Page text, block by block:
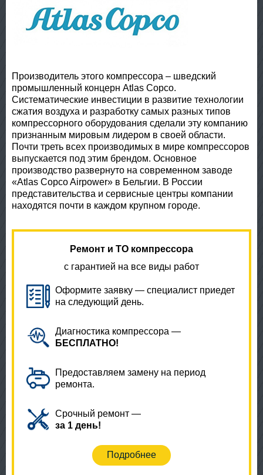
Производитель этого компрессора – шведский
промышленный концерн Atlas Copco.
Систематические инвестиции в развитие технологии
сжатия воздуха и разработку самых разных типов
компрессорного оборудования сделали эту компанию
признанным мировым лидером в своей области.
Почти треть всех производимых в мире компрессоров
выпускается под этим брендом. Основное
производство развернуто на современном заводе
«Atlas Copco Airpower» в Бельгии. В России
представительства и сервисные центры компании
находятся почти в каждом крупном городе.
Ремонт и ТО компрессора
с гарантией на все виды работ
Оформите заявку — специалист приедет
на следующий день.
Диагностика компрессора —
БЕСПЛАТНО!
Предоставляем замену на период
ремонта.
Срочный ремонт —
за 1 день!
Подробнее